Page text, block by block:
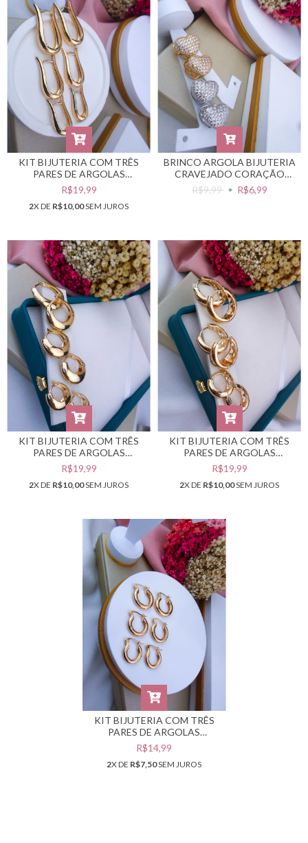
KIT BIJUTERIA COM TRÊS
PARES DE ARGOLAS
DOURADAS #B0105361
R$19,99
2X DE R$10,00SEM JUROS
BRINCO ARGOLA BIJUTERIA
CRAVEJADO CORAÇÃO
(CADA – SELECIONE A COR
DESEJADA) #B0105194
R$9,99 R$6,99
KIT BIJUTERIA COM TRÊS
PARES DE ARGOLAS
DOURADAS #B0104827
R$19,99
2X DE R$10,00SEM JUROS
KIT BIJUTERIA COM TRÊS
PARES DE ARGOLAS
DOURADAS #B0104103
R$19,99
2X DE R$10,00SEM JUROS
KIT BIJUTERIA COM TRÊS
PARES DE ARGOLAS
DOURADAS #B0103796
R$14,99
2X DE R$7,50SEM JUROS